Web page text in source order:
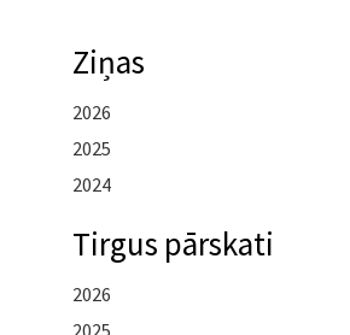
Ziņas
2026
2025
2024
Tirgus pārskati
2026